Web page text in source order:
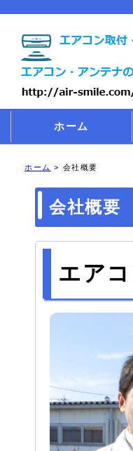
ホーム
ホーム > 会社概要
会社概要
エア